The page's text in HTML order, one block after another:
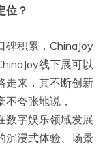
位？
碑积累，ChinaJoy
线下展可以
走来，其不断创新
夸张地说，
数字娱乐领域发展
沉浸式体验、场景